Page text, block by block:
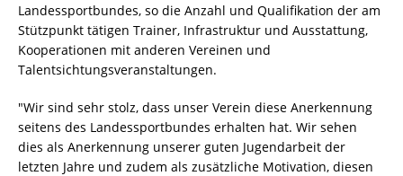
Landessportbundes, so die Anzahl und Qualifikation der am
Stützpunkt tätigen Trainer, Infrastruktur und Ausstattung,
Kooperationen mit anderen Vereinen und
Talentsichtungsveranstaltungen.
"Wir sind sehr stolz, dass unser Verein diese Anerkennung
seitens des Landessportbundes erhalten hat. Wir sehen
dies als Anerkennung unserer guten Jugendarbeit der
letzten Jahre und zudem als zusätzliche Motivation, diesen